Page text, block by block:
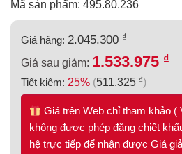
Mã sản phẩm: 495.80.236
Giá hãng: 2.045.300 ₫
Giá sau giảm: 1.533.975 ₫
Tiết kiệm: 25% (511.325 ₫)
Giá trên Web chỉ tham khảo (
không được phép đăng chiết
hệ trực tiếp để nhận được Giá